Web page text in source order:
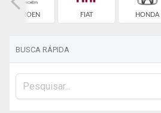
CITROEN FIAT HONDA
BUSCA RÁPIDA